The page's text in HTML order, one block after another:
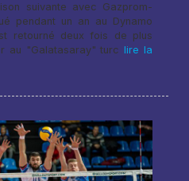
suivante avec Gazprom-
pendant un an au Dynamo
retourné deux fois de plus
au "Galatasaray" turc lire la